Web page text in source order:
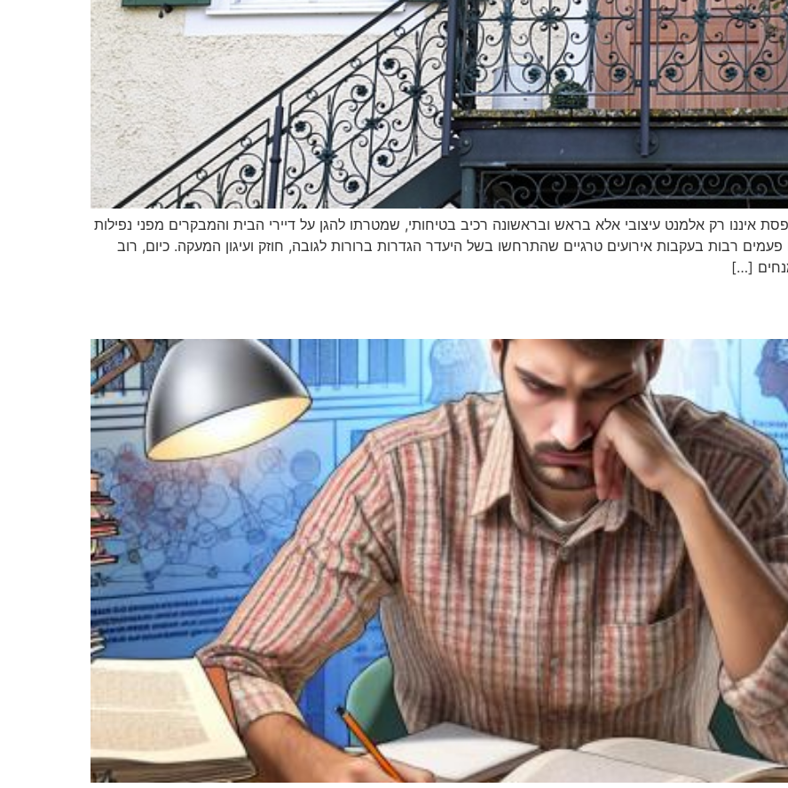
איננו רק אלמנט עיצובי אלא בראש ובראשונה רכיב בטיחותי, שמטרתו להגן על דיירי הבית והמבקרים מפני נפילות
רבות בעקבות אירועים טרגיים שהתרחשו בשל היעדר הגדרות ברורות לגובה, חוזק ועיגון המעקה. כיום, רוב
[…]